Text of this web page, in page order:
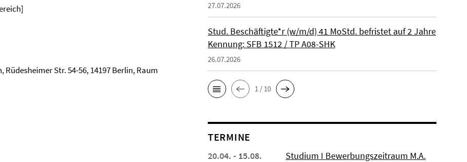
Str. 54-56, 14197 Berlin, Raum
27.07.2026
Stud. Beschäftigte*r (w/m/d) 41 MoStd. befristet auf 2 Jahre
Kennung: SFB 1512 / TP A08-SHK
26.07.2026
1 / 10
TERMINE
20.04. - 15.08.
Studium I Bewerbungszeitraum M.A.